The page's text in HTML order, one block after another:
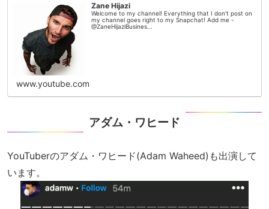
Zane Hijazi
Welcome to my channel! Everything that I don't post on
my channel goes right to my Snapchat! Add me -
@ZaneHijaziBusines...
www.youtube.com
アダム・ワヒード
YouTuberのアダム・ワヒード(Adam Waheed)も出演して
います。